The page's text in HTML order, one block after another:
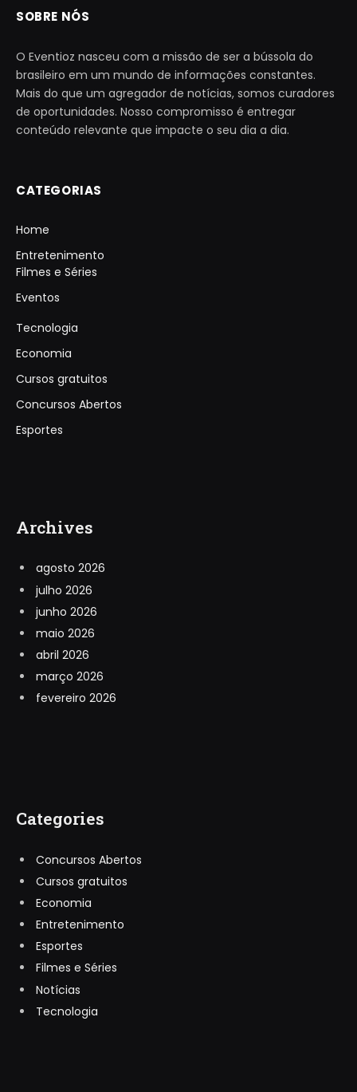
SOBRE NÓS
O Eventioz nasceu com a missão de ser a bússola do
brasileiro em um mundo de informações constantes.
Mais do que um agregador de notícias, somos curadores
de oportunidades. Nosso compromisso é entregar
conteúdo relevante que impacte o seu dia a dia.
CATEGORIAS
Home
Entretenimento
Filmes e Séries
Eventos
Tecnologia
Economia
Cursos gratuitos
Concursos Abertos
Esportes
Archives
agosto 2026
julho 2026
junho 2026
maio 2026
abril 2026
março 2026
fevereiro 2026
Categories
Concursos Abertos
Cursos gratuitos
Economia
Entretenimento
Esportes
Filmes e Séries
Notícias
Tecnologia